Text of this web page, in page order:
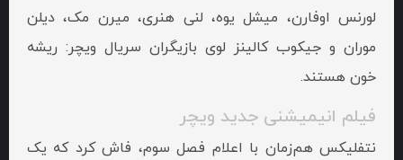
لورنس اوفارن، میشل یوه، لنی هنری، میرن مک، دیلن
موران و جیکوب کالینز لوی بازیگران سریال ویچر: ریشه
خون هستند.
فیلم انیمیشنی جدید ویچر
نتفلیکس هم‌زمان با اعلام فصل سوم، فاش کرد که یک